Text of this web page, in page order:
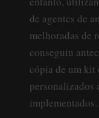
de agentes de
melhoradas de
conseguiu
cópia de um kit
personalizados
implementados.